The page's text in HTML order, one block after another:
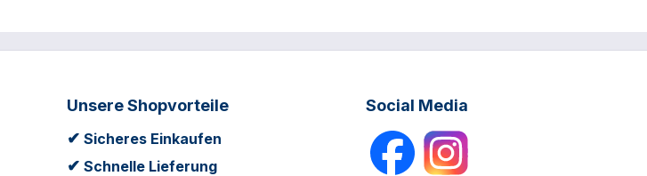
Unsere Shopvorteile
✔ Sicheres Einkaufen
✔ Schnelle Lieferung
Social Media